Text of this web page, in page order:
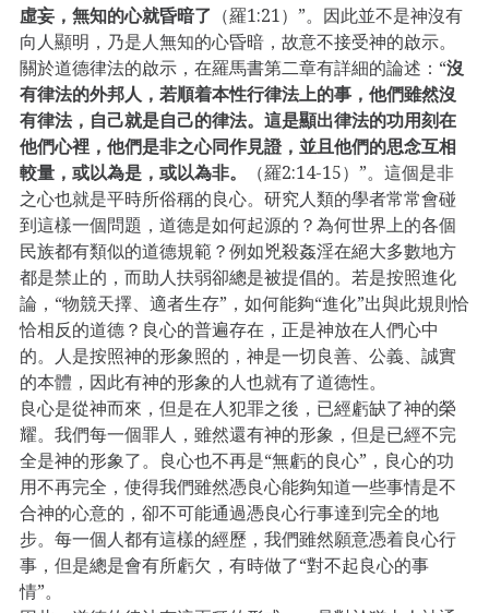
虛妄，無知的心就昏暗了 （羅1:21）”。因此並不是神沒有
向人顯明，乃是人無知的心昏暗，故意不接受神的啟示。
關於道德律法的啟示，在羅馬書第二章有詳細的論述：“沒
有律法的外邦人，若順着本性行律法上的事，他們雖然沒
有律法，自己就是自己的律法。這是顯出律法的功用刻在
他們心裡，他們是非之心同作見證，並且他們的思念互相
較量，或以為是，或以為非。
（羅2:14-15）”。這個是非
之心也就是平時所俗稱的良心。研究人類的學者常常會碰
到這樣一個問題，道德是如何起源的？為何世界上的各個
民族都有類似的道德規範？例如兇殺姦淫在絕大多數地方
都是禁止的，而助人扶弱卻總是被提倡的。若是按照進化
論，“物競天擇、適者生存”，如何能夠“進化”出與此規則恰
恰相反的道德？良心的普遍存在，正是神放在人們心中
的。人是按照神的形象照的，神是一切良善、公義、誠實
的本體，因此有神的形象的人也就有了道德性。
良心是從神而來，但是在人犯罪之後，已經虧缺了神的榮
耀。我們每一個罪人，雖然還有神的形象，但是已經不完
全是神的形象了。良心也不再是“無虧的良心”，良心的功
用不再完全，使得我們雖然憑良心能夠知道一些事情是不
合神的心意的，卻不可能通過憑良心行事達到完全的地
步。每一個人都有這樣的經歷，我們雖然願意憑着良心行
事，但是總是會有所虧欠，有時做了“對不起良心的事
情”。